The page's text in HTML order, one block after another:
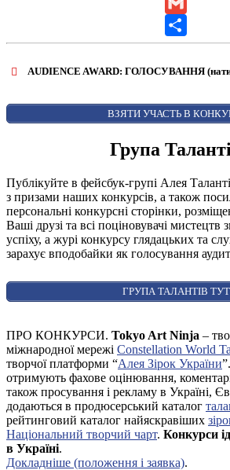
Gmail
Share
AUDIENCE AWARD: ГОЛОСУВАННЯ
AUDIENCE
ВЗЯТИ УЧАСТЬ В
Група
Публікуйте в фейсбук-групі Алея
з призами наших конкурсів, а також
персональні конкурсні сторінки,
Ваші друзі та всі поціновувачі
успіху, а журі конкурсу глядацьких та
зарахує вподобайки як голосування
ГРУПА ТАЛАНТІВ ТУТ
ПРО КОНКУРСИ. Tokyo Art Ninja –
міжнародної мережі Constellation World
творчої платформи “Алея Зірок України
отримують фахове оцінювання,
також просування і рекламу в Україні,
додаються в продюсерський каталог
рейтинговий каталог найяскравіших
Національний творчий чарт. Конкурси
в Україні.
Докладніше (положення і заявка).